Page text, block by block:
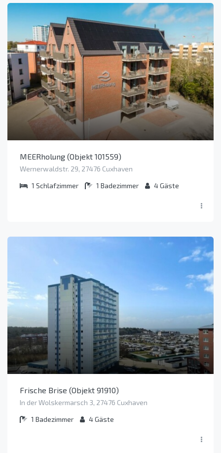
MEERholung (Objekt 101559)
Wernerwaldstr. 29, 27476 Cuxhaven
1 Schlafzimmer 1 Badezimmer 4Gäste
Frische Brise (Objekt 91910)
In der Wolskermarsch 3, 27476 Cuxhaven
1 Badezimmer 4Gäste